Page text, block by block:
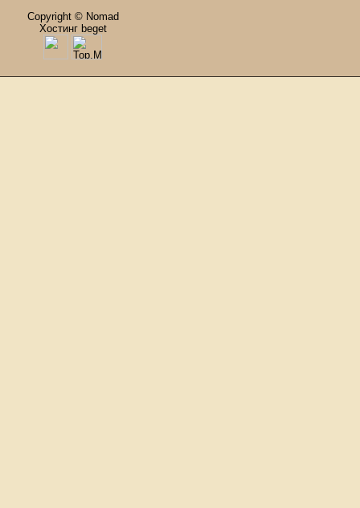
Copyright © Nomad
Хостинг beget